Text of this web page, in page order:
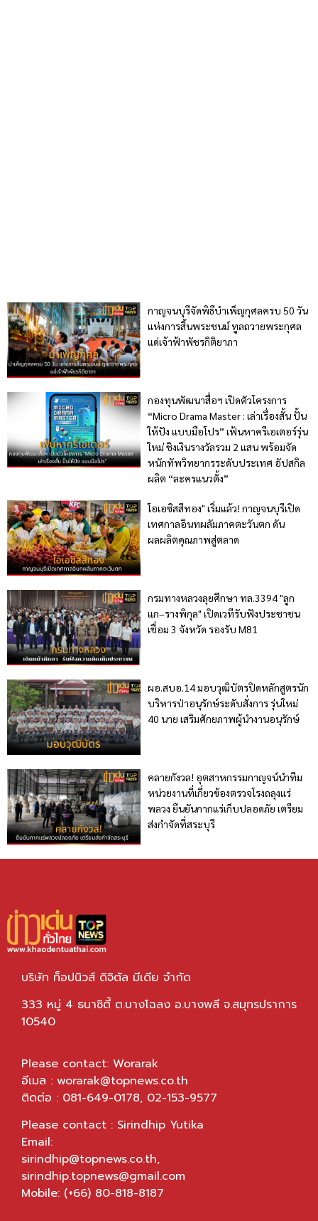
กาญจนบุรีจัดพิธีบำเพ็ญกุศลครบ 50 วัน
แห่งการสิ้นพระชนม์ ทูลถวายพระกุศล
แด่เจ้าฟ้าพัชรกิติยาภา
กองทุนพัฒนาสื่อฯ เปิดตัวโครงการ
“Micro Drama Master : เล่าเรื่องสั้น ปั้น
ให้ปัง แบบมือโปร” เฟ้นหาครีเอเตอร์รุ่น
ใหม่ ชิงเงินรางวัลรวม 2 แสน พร้อมจัด
หนักทัพวิทยากรระดับประเทศ อัปสกิล
ผลิต “ละครแนวตั้ง”
โอเอซิสสีทอง" เริ่มแล้ว! กาญจนบุรีเปิด
เทศกาลอินทผลัมภาคตะวันตก ดัน
ผลผลิตคุณภาพสู่ตลาด
กรมทางหลวงลุยศึกษา ทล.3394 "ลูก
แก–รางพิกุล" เปิดเวทีรับฟังประชาชน
เชื่อม 3 จังหวัด รองรับ M81
ผอ.สบอ.14 มอบวุฒิบัตรปิดหลักสูตรนัก
บริหารป่าอนุรักษ์ระดับสั่งการ รุ่นใหม่
40 นาย เสริมศักยภาพผู้นำงานอนุรักษ์
คลายกังวล! อุตสาหกรรมกาญจน์นำทีม
หน่วยงานที่เกี่ยวข้องตรวจโรงถลุงแร่
พลวง ยืนยันกากแร่เก็บปลอดภัย เตรียม
ส่งกำจัดที่สระบุรี
บริษัท ท็อปนิวส์ ดิจิตัล มีเดีย จำกัด
333 หมู่ 4 ธนาซิตี้ ต.บางโฉลง อ.บางพลี จ.สมุทรปราการ
10540
Please contact: Worarak
อีเมล : worarak@topnews.co.th
ติดต่อ : 081-649-0178, 02-153-9577
Please contact : Sirindhip Yutika
Email:
sirindhip@topnews.co.th,
sirindhip.topnews@gmail.com
Mobile: (+66) 80-818-8187